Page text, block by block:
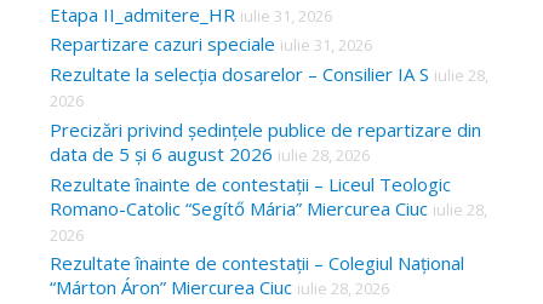
Etapa II_admitere_HR iulie 31, 2026
Repartizare cazuri speciale iulie 31, 2026
Rezultate la selecția dosarelor – Consilier IA S iulie 28,
2026
Precizări privind ședințele publice de repartizare din
data de 5 și 6 august 2026 iulie 28, 2026
Rezultate înainte de contestații – Liceul Teologic
Romano-Catolic “Segítő Mária” Miercurea Ciuc iulie 28,
2026
Rezultate înainte de contestații – Colegiul Național
“Márton Áron” Miercurea Ciuc iulie 28, 2026